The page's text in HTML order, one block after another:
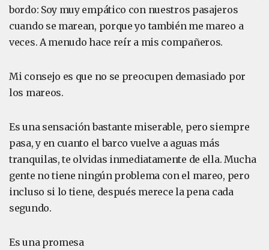
bordo: Soy muy empático con nuestros pasajeros
cuando se marean, porque yo también me mareo a
veces. A menudo hace reír a mis compañeros.
Mi consejo es que no se preocupen demasiado por
los mareos.
Es una sensación bastante miserable, pero siempre
pasa, y en cuanto el barco vuelve a aguas más
tranquilas, te olvidas inmediatamente de ella. Mucha
gente no tiene ningún problema con el mareo, pero
incluso si lo tiene, después merece la pena cada
segundo.
Es una promesa